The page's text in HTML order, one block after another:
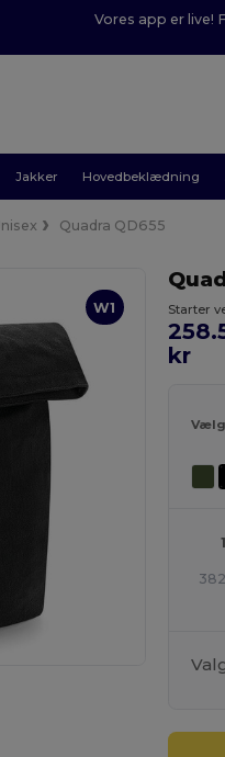
Vores app er live!
Jakker Hovedbeklædning
Quadra QD655
W1 Starter
kr